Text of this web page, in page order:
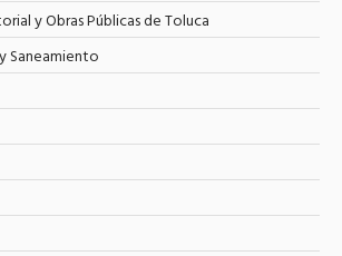
y Obras Públicas de Toluca
Saneamiento